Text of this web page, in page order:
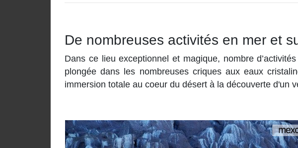
De nombreuses activités en mer et
Dans ce lieu exceptionnel et magique, nombre
plongée dans les nombreuses criques aux eaux
immersion totale au coeur du désert à la découverte d'un